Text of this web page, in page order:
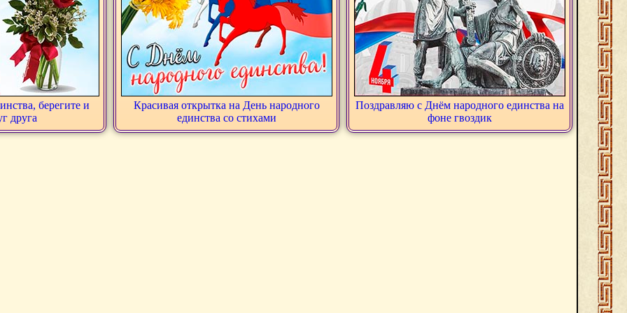
берегите и
друга
Красивая открытка на День народного
единства со стихами
Поздравляю с Днём народного единства на
фоне гвоздик